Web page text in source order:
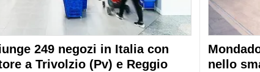
249 negozi in Italia con
a Trivolzio (Pv) e Reggio
nello